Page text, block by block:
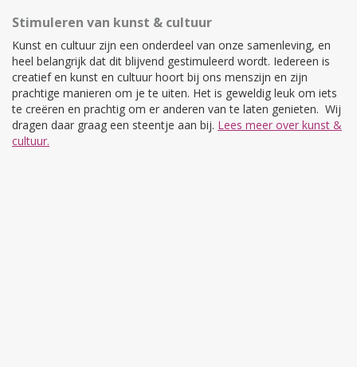
Stimuleren van kunst & cultuur
Kunst en cultuur zijn een onderdeel van onze samenleving, en
heel belangrijk dat dit blijvend gestimuleerd wordt. Iedereen is
creatief en kunst en cultuur hoort bij ons menszijn en zijn
prachtige manieren om je te uiten. Het is geweldig leuk om iets
te creëren en prachtig om er anderen van te laten genieten. Wij
dragen daar graag een steentje aan bij. Lees meer over kunst &
cultuur.